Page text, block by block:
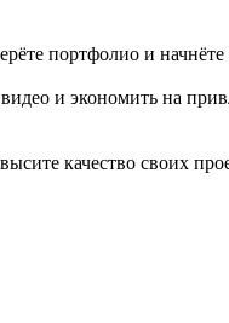
портфолио и начнёте
и экономить на
качество своих